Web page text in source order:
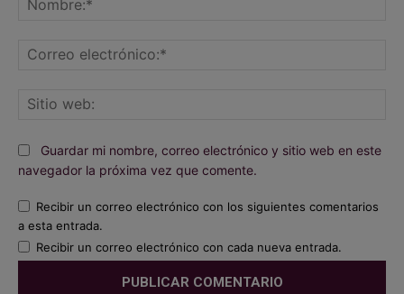
Guardar mi nombre, correo electrónico y sitio web en este
navegador la próxima vez que comente.
Recibir un correo electrónico con los siguientes comentarios
a esta entrada.
Recibir un correo electrónico con cada nueva entrada.